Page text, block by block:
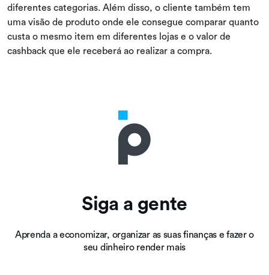
diferentes categorias. Além disso, o cliente também tem
uma visão de produto onde ele consegue comparar quanto
custa o mesmo item em diferentes lojas e o valor de
cashback que ele receberá ao realizar a compra.
Siga a gente
Aprenda a economizar, organizar as suas finanças e fazer o
seu dinheiro render mais